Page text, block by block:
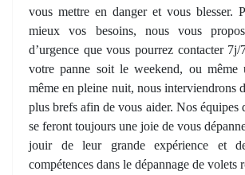
vous mettre en danger et vous blesser.
mieux vos besoins, nous vous
d’urgence que vous pourrez contacter
votre panne soit le weekend, ou
même en pleine nuit, nous interviendrons
plus brefs afin de vous aider. Nos équipes
se feront toujours une joie de vous
jouir de leur grande expérience et
compétences dans le dépannage de volets